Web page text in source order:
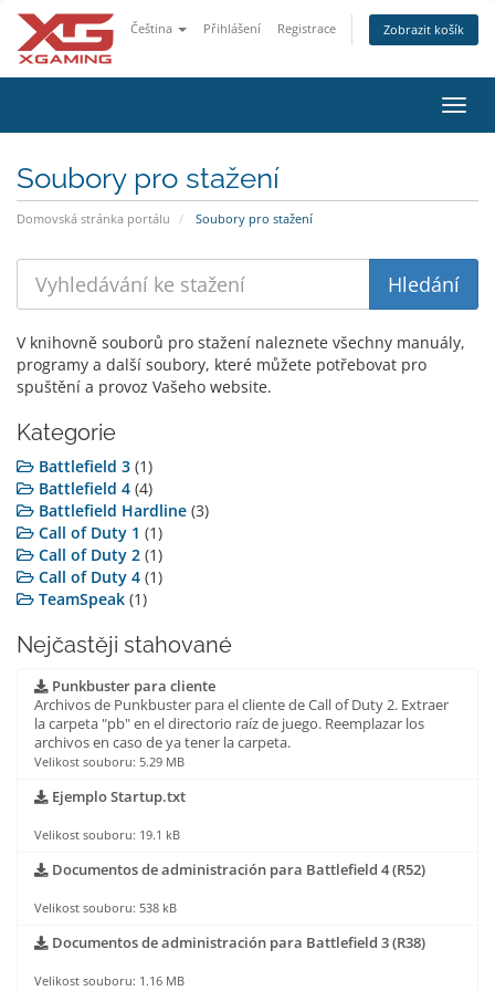
Čeština Přihlášení Registrace Zobrazit košík
Soubory pro stažení
Domovská stránka portálu Soubory pro stažení
V knihovně souborů pro stažení naleznete všechny manuály,
programy a další soubory, které můžete potřebovat pro
spuštění a provoz Vašeho website.
Kategorie
Battlefield 3 (1)
Battlefield 4 (4)
Battlefield Hardline (3)
Call of Duty 1 (1)
Call of Duty 2 (1)
Call of Duty 4 (1)
TeamSpeak (1)
Nejčastěji stahované
Punkbuster para cliente
Archivos de Punkbuster para el cliente de Call of Duty 2. Extraer
la carpeta "pb" en el directorio raíz de juego. Reemplazar los
archivos en caso de ya tener la carpeta.
Velikost souboru: 5.29 MB
Ejemplo Startup.txt
Velikost souboru: 19.1 kB
Documentos de administración para Battlefield 4 (R52)
Velikost souboru: 538 kB
Documentos de administración para Battlefield 3 (R38)
Velikost souboru: 1.16 MB